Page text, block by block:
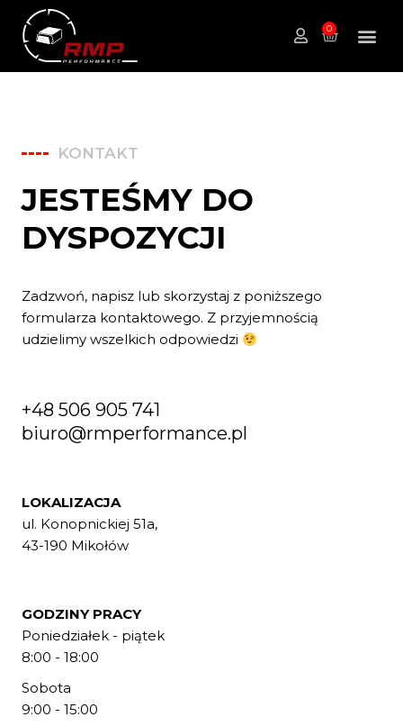
0
KONTAKT
JESTEŚMY DO
DYSPOZYCJI
Zadzwoń, napisz lub skorzystaj z poniższego
formularza kontaktowego. Z przyjemnością
udzielimy wszelkich odpowiedzi
+48 506 905 741
biuro@rmperformance.pl
LOKALIZACJA
ul. Konopnickiej 51a,
43-190 Mikołów
GODZINY PRACY
Poniedziałek - piątek
8:00 - 18:00
Sobota
9:00 - 15:00